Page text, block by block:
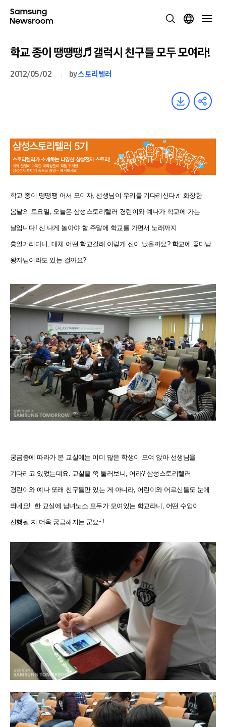
학교 종이 땡땡땡♬ 갤럭시 친구들 모두 모여라!
2012/05/02 by스토리텔러
학교 종이 땡땡땡 어서 모이자, 선생님이 우리를 기다리신다♬ 화창한
봄날의 토요일, 오늘은 삼성스토리텔러 경린이와 예나가 학교에 가는
날입니다! 신 나게 놀아야 할 주말에 학교를 가면서 노래까지
흥얼거리다니, 대체 어떤 학교길래 이렇게 신이 났을까요? 학교에 꽃미남
왕자님이라도 있는 걸까요?
궁금증에 따라가 본 교실에는 이미 많은 학생이 모여 앉아 선생님을
기다리고 있었는데요. 교실을 쭉 둘러보니, 어라? 삼성스토리텔러
경린이와 예나 또래 친구들만 있는 게 아니라, 어린이와 어르신들도 눈에
띄네요! 한 교실에 남녀노소 모두가 모여있는 학교라니, 어떤 수업이
진행될 지 더욱 궁금해지는 군요~!